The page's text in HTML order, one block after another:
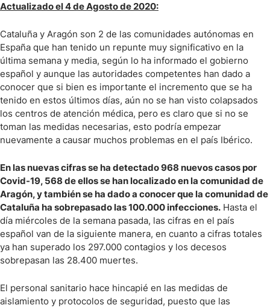
Actualizado el 4 de Agosto de 2020:
Cataluña y Aragón son 2 de las comunidades autónomas en
España que han tenido un repunte muy significativo en la
última semana y media, según lo ha informado el gobierno
español y aunque las autoridades competentes han dado a
conocer que si bien es importante el incremento que se ha
tenido en estos últimos días, aún no se han visto colapsados
los centros de atención médica, pero es claro que si no se
toman las medidas necesarias, esto podría empezar
nuevamente a causar muchos problemas en el país Ibérico.
En las nuevas cifras se ha detectado 968 nuevos casos por
Covid-19, 568 de ellos se han localizado en la comunidad de
Aragón, y también se ha dado a conocer que la comunidad de
Cataluña ha sobrepasado las 100.000 infecciones. Hasta el
día miércoles de la semana pasada, las cifras en el país
español van de la siguiente manera, en cuanto a cifras totales
ya han superado los 297.000 contagios y los decesos
sobrepasan las 28.400 muertes.
El personal sanitario hace hincapié en las medidas de
aislamiento y protocolos de seguridad, puesto que las